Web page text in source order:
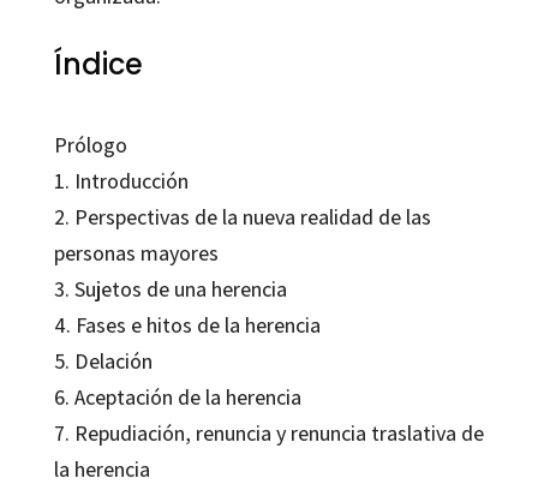
Índice
Prólogo
1. Introducción
2. Perspectivas de la nueva realidad de las
personas mayores
3. Sujetos de una herencia
4. Fases e hitos de la herencia
5. Delación
6. Aceptación de la herencia
7. Repudiación, renuncia y renuncia traslativa de
la herencia